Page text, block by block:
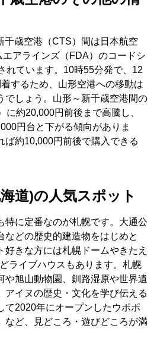
千歳空港（CTS）間は日本航空
エアラインズ（FDA）のコードシ
れています。10時55分発で、12
するため、山形空港への移動は
でしょう。山形～新千歳空港間の
に約20,000円前後まで高騰し、
円台と下がる傾向がありま
ば約10,000円前後で購入できる
道)の人気スポット
特に定番なのが札幌です。大通公
などの歴史的建造物をはじめと
好きな方には札幌ドームやきたえ
ライブハウスもあります。札幌
や旭山動物園、釧路湿原や世界遺
アイヌの歴史・文化を学び伝える
て2020年にオープンしたウポポ
など、見どころ・遊びどころが満